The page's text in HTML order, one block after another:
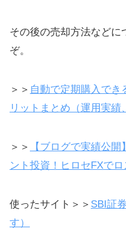
その後の売却方法などに
ぞ。
＞＞ 自動で定期購入でき
リットまとめ（運用実績
＞＞
【ブログで実績公
ント投資！ヒロセFXで
使ったサイト＞＞ SBI証
す）